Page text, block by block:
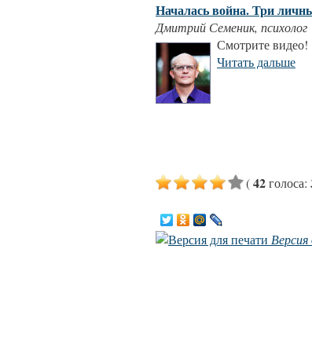
Началась война. Три
Дмитрий Семеник, психолог
Смотрите видео!
Читать дальше
(42голоса: